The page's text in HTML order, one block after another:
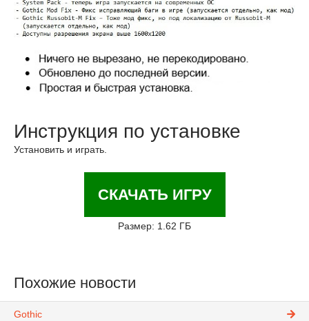
Инструкция по установке
Установить и играть.
СКАЧАТЬ ИГРУ
Размер: 1.62 ГБ
Похожие новости
Gothic